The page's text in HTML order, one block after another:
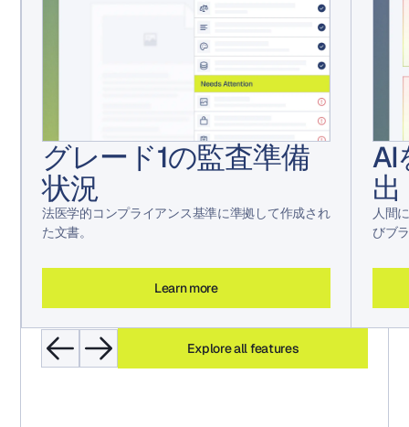
グレード1の監査準備
状況
法医学的コンプライアンス基準に準拠して作成され
た文書。
Learn more
AI
出
人間
びブ
Explore all features